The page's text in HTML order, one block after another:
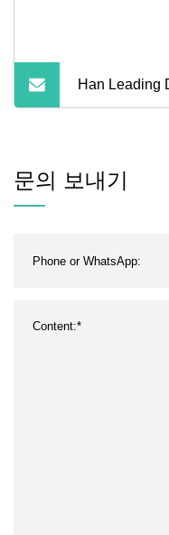
Han Leading
문의 보내기